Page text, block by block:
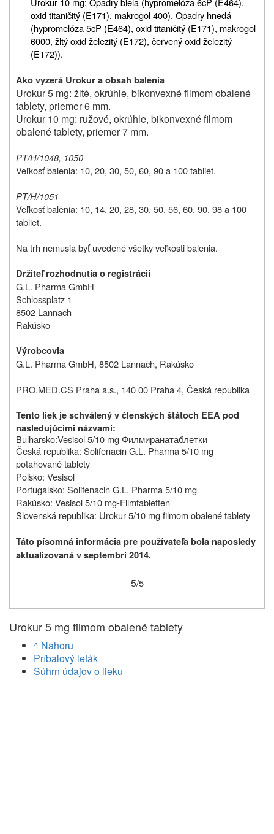
oxid titaničitý (E171), makrogol 400), Opadry hnedá
(hypromelóza 5cP (E464), oxid titaničitý (E171), makrogol
6000, žltý oxid železitý (E172), červený oxid železitý
(E172)).
Ako vyzerá Urokur a obsah balenia
Urokur 5 mg: žlté, okrúhle, bikonvexné filmom obalené
tablety, priemer 6 mm.
Urokur 10 mg: ružové, okrúhle, bikonvexné filmom
obalené tablety, priemer 7 mm.
PT/H/1048, 1050
Veľkosť balenia: 10, 20, 30, 50, 60, 90 a 100 tabliet.
PT/H/1051
Veľkosť balenia: 10, 14, 20, 28, 30, 50, 56, 60, 90, 98 a 100
tabliet.
Na trh nemusia byť uvedené všetky veľkosti balenia.
Držiteľ rozhodnutia o registrácii
G.L. Pharma GmbH
Schlossplatz 1
8502 Lannach
Rakúsko
Výrobcovia
G.L. Pharma GmbH, 8502 Lannach, Rakúsko
PRO.MED.CS Praha a.s., 140 00 Praha 4, Česká republika
Tento liek je schválený v členských štátoch EEA pod
nasledujúcimi názvami:
Bulharsko:Vesisol 5/10 mg Филмиранатаблетки
Česká republika: Solifenacin G.L. Pharma 5/10 mg
potahované tablety
Poľsko: Vesisol
Portugalsko: Solifenacin G.L. Pharma 5/10 mg
Rakúsko: Vesisol 5/10 mg-Filmtabletten
Slovenská republika: Urokur 5/10 mg filmom obalené tablety
Táto písomná informácia pre používateľa bola naposledy
aktualizovaná v septembri 2014.
5/5
Urokur 5 mg filmom obalené tablety
^ Nahoru
Príbalový leták
Súhrn údajov o lieku